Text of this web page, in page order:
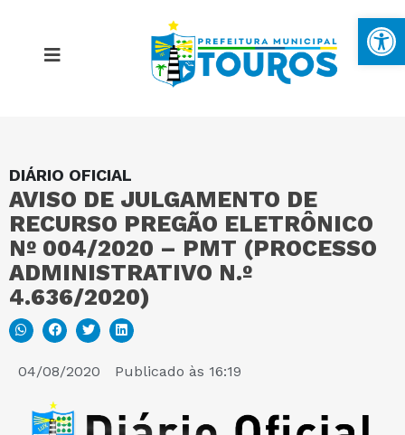
DIÁRIO OFICIAL
AVISO DE JULGAMENTO DE
RECURSO PREGÃO ELETRÔNICO
Nº 004/2020 – PMT (PROCESSO
ADMINISTRATIVO N.º
4.636/2020)
04/08/2020 Publicado às 16:19
MAPA DO SITE
PORTAL DA TRANSPARÊNCIA
E-SIC